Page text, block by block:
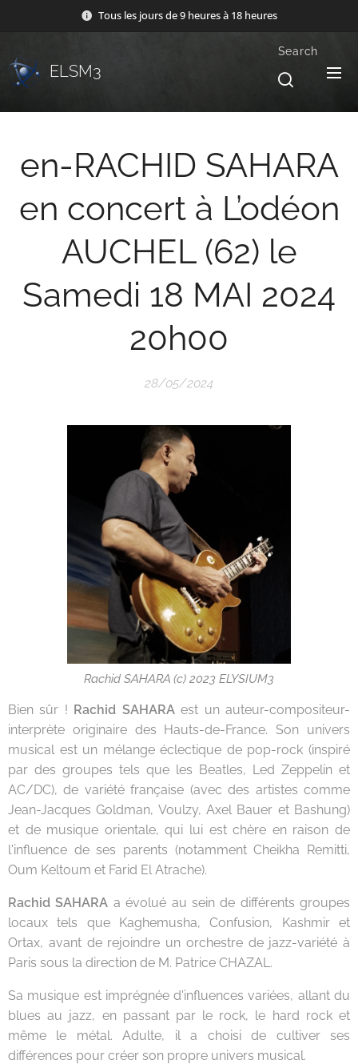
Tous les jours de 9 heures à 18 heures
ELSM3
Search
en-RACHID SAHARA
en concert à L’odéon
AUCHEL (62) le
Samedi 18 MAI 2024
20h00
28/05/2024
Rachid SAHARA (c) 2023 ELYSIUM3
Bien sûr ! Rachid SAHARAest un auteur-compositeur-
interprète originaire des Hauts-de-France. Son univers
musical est un mélange éclectique de pop-rock (inspiré
par des groupes tels que les Beatles, Led Zeppelin et
AC/DC), de variété française (avec des artistes comme
Jean-Jacques Goldman, Voulzy, Axel Bauer et Bashung)
et de musique orientale, qui lui est chère en raison de
l'influence de ses parents (notamment Cheikha Remitti,
Oum Keltoum et Farid El Atrache).
Rachid SAHARA a évolué au sein de différents groupes
locaux tels que Kaghemusha, Confusion, Kashmir et
Ortax, avant de rejoindre un orchestre de jazz-variété à
Paris sous la direction de M. Patrice CHAZAL.
Sa musique est imprégnée d'influences variées, allant du
blues au jazz, en passant par le rock, le hard rock et
même le métal. Adulte, il a choisi de cultiver ses
différences pour créer son propre univers musical.